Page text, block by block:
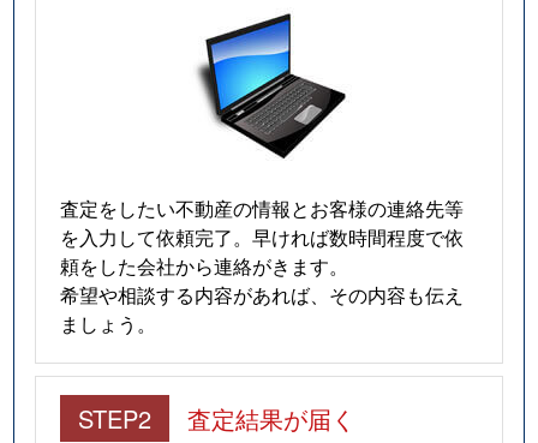
査定をしたい不動産の情報とお客様の連絡先等
を入力して依頼完了。早ければ数時間程度で依
頼をした会社から連絡がきます。
希望や相談する内容があれば、その内容も伝え
ましょう。
STEP2 査定結果が届く